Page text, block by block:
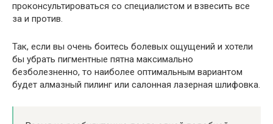
проконсультироваться со специалистом и взвесить все
за и против.
Так, если вы очень боитесь болевых ощущений и хотели
бы убрать пигментные пятна максимально
безболезненно, то наиболее оптимальным вариантом
будет алмазный пилинг или салонная лазерная шлифовка.